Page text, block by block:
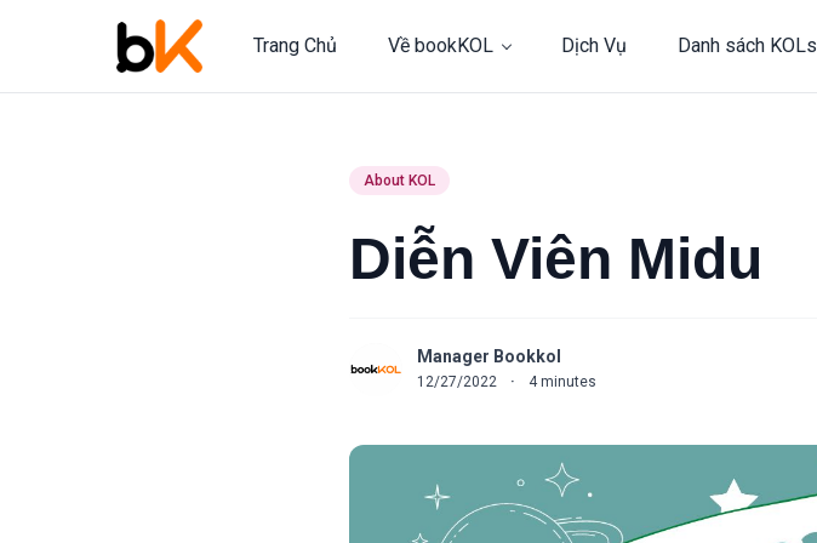
Trang Chủ Về bookKOL Dịch Vụ Danh sách KOLs
About KOL
Diễn Viên Midu
Manager Bookkol
12/27/2022 · 4 minutes